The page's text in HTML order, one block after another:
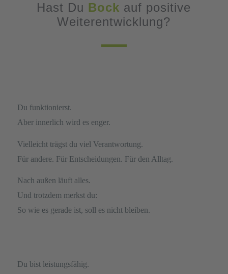
Hast Du Bock auf positive
Weiterentwicklung?
Du funktionierst.
Aber innerlich wird es enger.
Vielleicht trägst du viel Verantwortung.
Für andere. Für Entscheidungen. Für den Alltag.
Nach außen läuft alles.
Und trotzdem merkst du:
So wie es gerade ist, soll es nicht bleiben.
Du bist leistungsfähig.